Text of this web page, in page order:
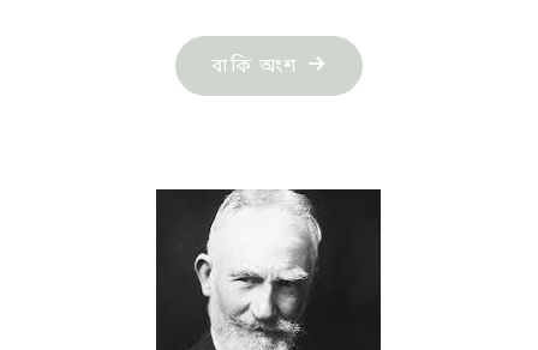
বাকি অংশ "দ্য
অ্যাপল